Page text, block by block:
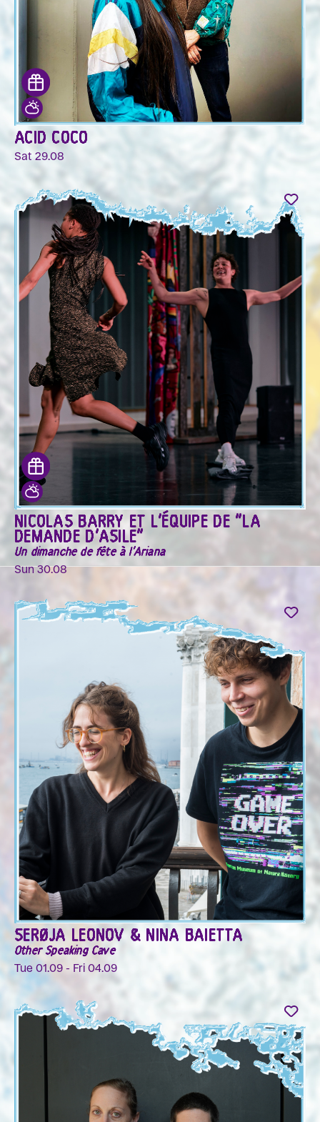
ACID COCO
Sat 29.08
NICOLAS BARRY ET L'ÉQUIPE DE "LA
DEMANDE D'ASILE"
Un dimanche de fête à l'Ariana
Sun 30.08
SERØJA LEONOV & NINA BAIETTA
Other Speaking Cave
Tue 01.09 - Fri 04.09